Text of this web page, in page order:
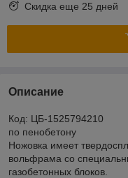
Скидка еще 25 дней
Описание
Код: ЦБ-1525794210
по пенобетону
Ножовка имеет
вольфрама со
газобетонных блоков.